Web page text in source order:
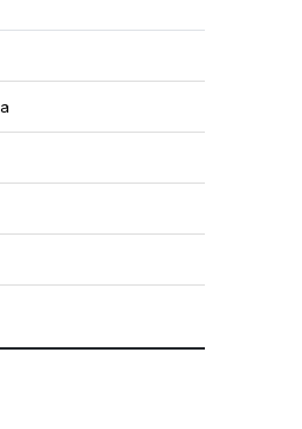
as condições de entrega